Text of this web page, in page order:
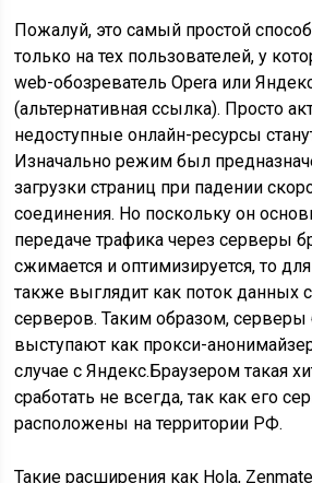
Пожалуй, это самый простой
только на тех пользователей, у
web-обозреватель Opera или
(альтернативная ссылка). Просто
недоступные онлайн-ресурсы
Изначально режим был
загрузки страниц при падении
соединения. Но поскольку он
передаче трафика через серверы
сжимается и оптимизируется, то
также выглядит как поток данных
серверов. Таким образом, серверы
выступают как прокси-
случае с Яндекс.Браузером такая
сработать не всегда, так как его
расположены на территории РФ.
Такие расширения как Hola,